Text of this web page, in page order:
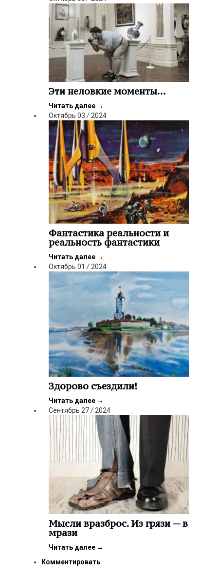
Эти неловкие моменты…
Читать далее →
Октябрь 03 / 2024
Фантастика реальности и
реальность фантастики
Читать далее →
Октябрь 01 / 2024
Здорово съездили!
Читать далее →
Сентябрь 27/ 2024
Мысли вразброс. Из грязи — в
мрази
Читать далее →
Комментировать